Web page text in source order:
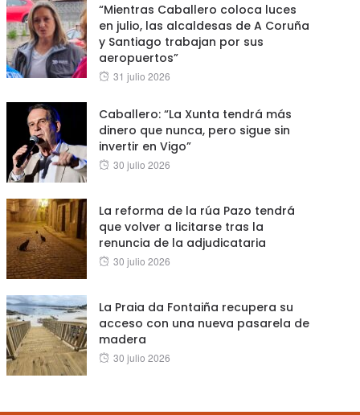
“Mientras Caballero coloca luces
en julio, las alcaldesas de A Coruña
y Santiago trabajan por sus
aeropuertos”
Posted
31 julio 2026
Caballero: “La Xunta tendrá más
dinero que nunca, pero sigue sin
invertir en Vigo”
Posted
30 julio 2026
La reforma de la rúa Pazo tendrá
que volver a licitarse tras la
renuncia de la adjudicataria
Posted
30 julio 2026
La Praia da Fontaiña recupera su
acceso con una nueva pasarela de
madera
Posted
30 julio 2026